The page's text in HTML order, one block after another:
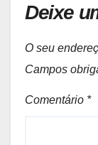
Deixe
O seu
Campos
Comentário *